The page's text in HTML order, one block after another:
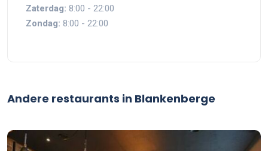
Zaterdag: 8:00 - 22:00
Zondag: 8:00 - 22:00
Andere restaurants in Blankenberge